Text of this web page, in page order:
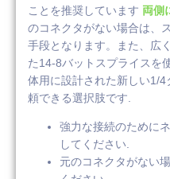
ことを推奨しています 両側
のコネクタがない場合は、
手段となります。また、広
た14-8バットスプライスを
体用に設計された新しい1/
頼できる選択肢です.
強力な接続のために
してください.
元のコネクタがない